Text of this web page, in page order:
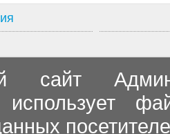
сайт
использует